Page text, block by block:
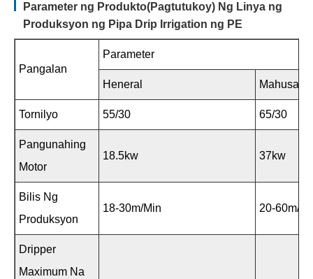
Parameter ng Produkto(Pagtutukoy) Ng Linya ng
Produksyon ng Pipa Drip Irrigation ng PE
Pangalan
Parameter
Heneral Mahusay
Tornilyo 55/30 65/30
Pangunahing
Motor
18.5kw 37kw
Bilis Ng
Produksyon
18-30m/min 20-60m/
Dripper
Maximum Na